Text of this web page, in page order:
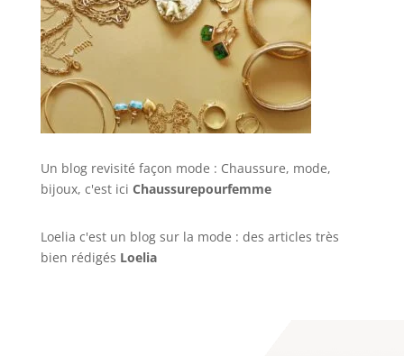
Un blog revisité façon mode : Chaussure, mode,
bijoux, c'est ici Chaussurepourfemme
Loelia c'est un blog sur la mode : des articles très
bien rédigés Loelia